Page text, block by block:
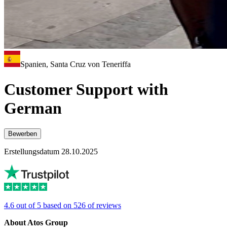
Spanien, Santa Cruz von Teneriffa
Customer Support with
German
Bewerben
Erstellungsdatum 28.10.2025
4.6 out of 5 based on 526 of reviews
About Atos Group